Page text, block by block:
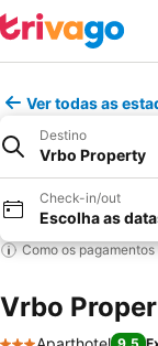
Ver todas as
Destino
Vrbo Property
Check-in/out
Escolha as
Como os
Vrbo
9,5